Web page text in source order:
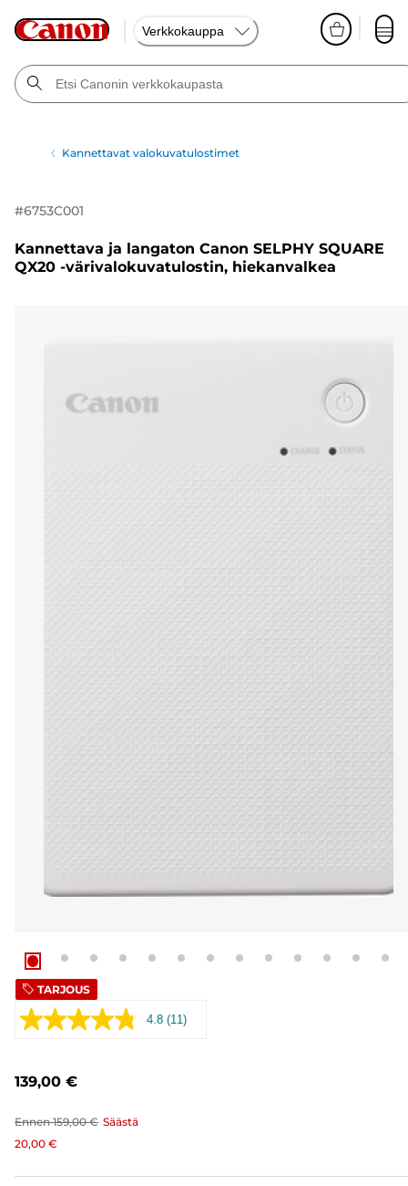
Verkkokauppa
Kannettavat valokuvatulostimet
#6753C001
Kannettava ja langaton Canon SELPHY SQUARE
QX20 -värivalokuvatulostin, hiekanvalkea
TARJOUS
4.8 Lue
(11)
139,00 €
Ennen159,00 € Säästä
20,00 €